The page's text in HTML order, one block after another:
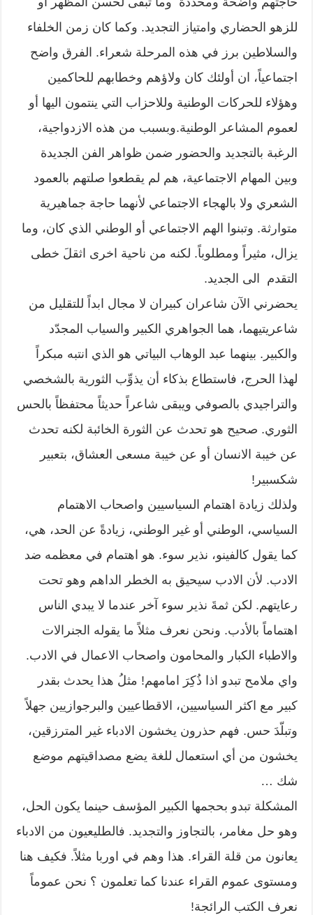
للزهو الحضاري وامتياز التجديد. وكما كان زمن الخلفاء
والسلاطين برز في هذه المرحلة شعراء. الفرق واضح
اجتماعياً، ان أولئك كان ولاؤهم وخطابهم للحاكمين
وهؤلاء للحركات الوطنية وللاحزاب التي ينتمون اليها أو
لعموم المشاعر الوطنية.وبسبب من هذه الازدواجية،
الرغبة بالتجديد والحضور ضمن ظواهر الفن الجديدة
وبين المهام الاجتماعية، هم لم يقطعوا صلتهم بالعمود
الشعري ولا بالهجاء الاجتماعي لأنهما حاجة جماهيرية
متوارثة. وتبنوا الهم الاجتماعي أو الوطني الذي كان، وما
يزال، مثيراً ومطلوباً. لكنه من ناحية اخرى اثقلَ خطى
التقدم الى الجديد.
يحضرني الآن شاعران كبيران لا مجال ابداً للتقليل من
شاعريتيهما، هما الجواهري الكبير والسياب المجدّد
والكبير. بينهما عبد الوهاب البياتي هو الذي انتبه مبكراً
لهذا الحرج، فاستطاع بذكاء أن يذوِّب الثورية بالشخصي
والتراجيدي بالصوفي ويبقى شاعراً حديثاً محتفظاً بالحس
الثوري. صحيح هو تحدث عن الثورة الخائبة لكنه تحدث
عن خيبة الانسان أو عن خيبة مسعى العشاق، بتعبير
شكسبير!
ولذلك زيادة اهتمام السياسيين واصحاب الاهتمام
السياسي، الوطني أو غير الوطني، زيادةً عن الحد، هي،
كما يقول كالفينو، نذير سوء. هو اهتمام في معظمه ضد
الادب. لأن الادب سيحيق به الخطر الداهم وهو تحت
رعايتهم. لكن ثمةَ نذير سوء آخر عندما لا يبدي الناس
اهتماماً بالأدب. ونحن نعرف مثلاً ما يقوله الجنرالات
والاطباء الكبار والمحامون واصحاب الاعمال في الادب.
واي ملامح تبدو اذا ذُكِرَ امامهم! مثلُ هذا يحدث بقدر
كبير مع اكثر السياسيين، الاقطاعيين والبرجوازيين جهلاً
وتبلّدَ حس. فهم حذرون يخشون الادباء غير المترزقين،
يخشون من أي استعمال للغة يضع مصداقيتهم موضع
شك …
المشكلة تبدو بحجمها الكبير المؤسف حينما يكون الحل،
وهو حل مغامر، بالتجاوز والتجديد. فالطليعيون من الادباء
يعانون من قلة القراء. هذا وهم في اوربا مثلاً. فكيف هنا
ومستوى عموم القراء عندنا كما تعلمون ؟ نحن عموماً
نعرف الكتب الرائجة!